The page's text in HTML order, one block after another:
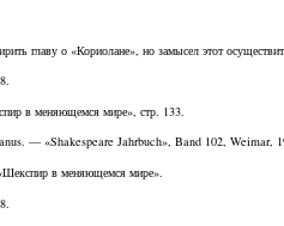
главу о «Кориолане», но замысел этот
в меняющемся мире», стр. 133.
— «Shakespeare Jahrbuch», Band 102, Weimar,
в меняющемся мире».